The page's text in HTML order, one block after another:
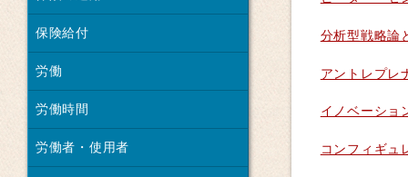
分析型戦略論
アントレプレ
イノベーショ
コンフィギュ
保険給付
労働
労働時間
労働者・使用者